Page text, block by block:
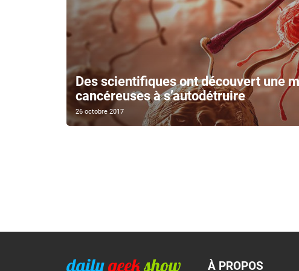
Des scientifiques ont découvert une
cancéreuses à s’autodétruire
26 octobre 2017
À PROPOS